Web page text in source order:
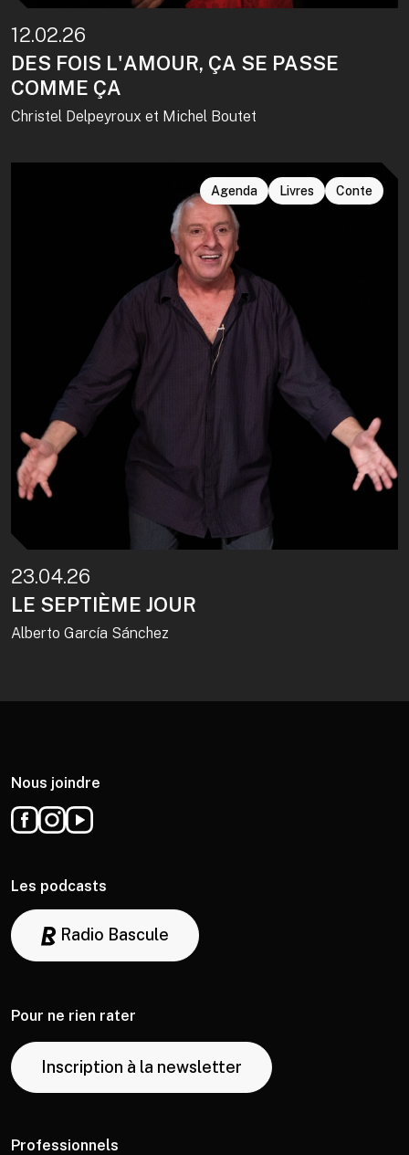
12.02.26
DES FOIS L'AMOUR, ÇA SE PASSE
COMME ÇA
Christel Delpeyroux et Michel Boutet
Agenda Livres Conte
23.04.26
LE SEPTIÈME JOUR
Alberto García Sánchez
Nous joindre
Les podcasts
Radio Bascule
Pour ne rien rater
Inscription à la newsletter
Professionnels